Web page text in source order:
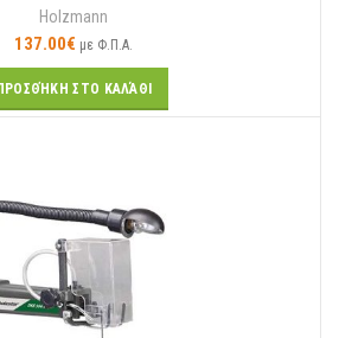
Holzmann
137.00€ με Φ.Π.Α.
ΣΤΟ ΚΑΛΆΘΙ